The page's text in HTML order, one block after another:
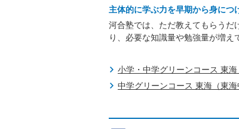
主体的に学ぶ力を早期から身につ
河合塾では、ただ教えてもらうだ
り、必要な知識量や勉強量が増え
小学・中学グリーンコース 東
中学グリーンコース 東海（東